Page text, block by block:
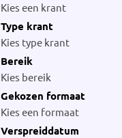
Kies een krant
Type krant
Kies type krant
Bereik
Kies bereik
Gekozen formaat
Kies een formaat
Verspreiddatum